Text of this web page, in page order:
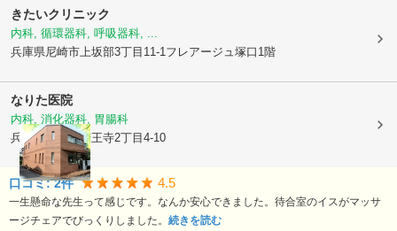
きたいクリニック
内科, 循環器科, 呼吸器科, ...
兵庫県尼崎市 上坂部3丁目11-1フレアージュ塚口1階
なりた医院
内科, 消化器科, 胃腸科
兵庫県尼崎市若王寺2丁目4-10
口コミ:2件 4.5
一生懸命な先生って感じです。なんか安心できました。待合室のイスがマッサ
ージチェアでびっくりしました。 続きを読む